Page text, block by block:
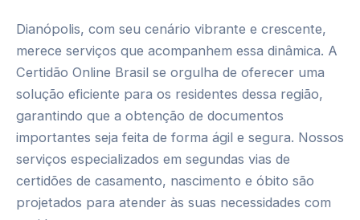
Dianópolis, com seu cenário vibrante e crescente,
merece serviços que acompanhem essa dinâmica. A
Certidão Online Brasil se orgulha de oferecer uma
solução eficiente para os residentes dessa região,
garantindo que a obtenção de documentos
importantes seja feita de forma ágil e segura. Nossos
serviços especializados em segundas vias de
certidões de casamento, nascimento e óbito são
projetados para atender às suas necessidades com